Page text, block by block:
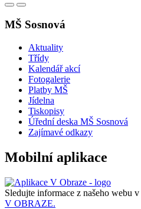
MŠ Sosnová
Aktuality
Třídy
Kalendář akcí
Fotogalerie
Platby MŠ
Jídelna
Tiskopisy
Úřední deska MŠ Sosnová
Zajímavé odkazy
Mobilní aplikace
Sledujte informace z našeho webu v
V OBRAZE.